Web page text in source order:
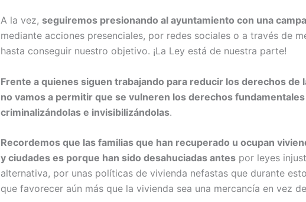
A la vez, seguiremos presionando al ayuntamiento con una
mediante acciones presenciales, por redes sociales o a través de
hasta conseguir nuestro objetivo. ¡La Ley está de nuestra parte!
Frente a quienes siguen trabajando para reducir los derechos de
no vamos a permitir que se vulneren los derechos
criminalizándolas e invisibilizándolas.
Recordemos que las familias que han recuperado u ocupan
y ciudades es porque han sido desahuciadas antes por leyes
alternativa, por unas políticas de vivienda nefastas que durante
que favorecer aún más que la vivienda sea una mercancía en vez